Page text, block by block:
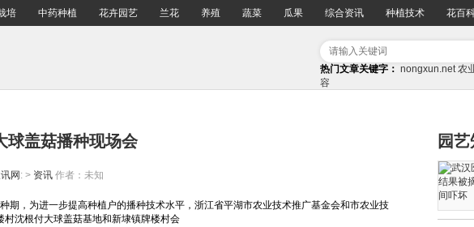
培 中药种植 花卉园艺 兰花 养殖 蔬菜 瓜果 综合资讯 种植技术 花百
热门文章关键字： nongxun.net 农
容
球盖菇播种现场会
网 : > 资讯 作者：未知
期，为进一步提高种植户的播种技术水平，浙江省平湖市农业技术推广基金会和市农业技
村沈根付大球盖菇基地和新埭镇牌楼村会
园